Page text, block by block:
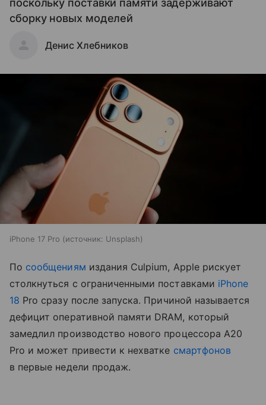
поскольку поставки памяти задерживают
сборку новых моделей
Денис Хлебников
iPhone 17 Pro источник: Unsplash
По сообщениям издания Culpium, Apple рискует
столкнуться с ограниченными поставками iPhone
18 Pro сразу после запуска. Причиной называется
дефицит оперативной памяти DRAM, который
замедлил производство нового процессора A20
Pro и может привести к нехватке смартфонов
в первые недели продаж.